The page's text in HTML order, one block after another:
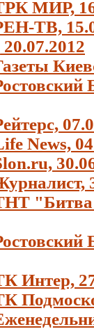
МИР,
ТВ,
News,
"Битва
Интер,